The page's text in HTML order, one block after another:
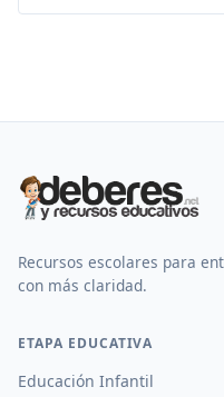
Recursos escolares para
con más claridad.
ETAPA EDUCATIVA
Educación Infantil